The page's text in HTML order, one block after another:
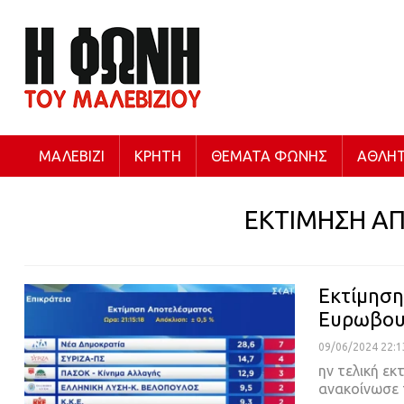
ΜΑΛΕΒΊΖΙ ΚΡΉΤΗ ΘΈΜΑΤΑ ΦΩΝΉΣ
ΕΚΤΙΜΗΣΗ
09/06/2024
ην τελική